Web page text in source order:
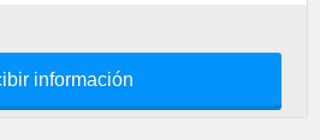
información